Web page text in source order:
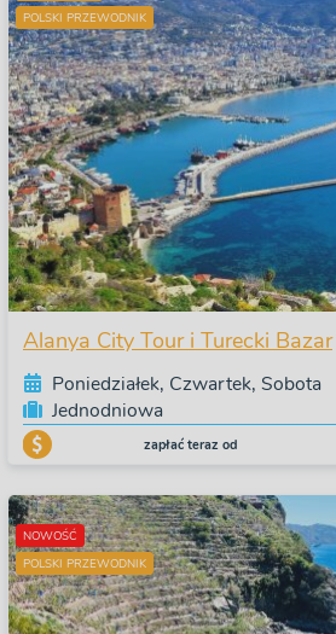
POLSKI PRZEWODNIK
Alanya City Tour i Turecki Bazar
Poniedziałek, Czwartek, Sobota
Jednodniowa
zapłać teraz od
NOWOŚĆ
POLSKI PRZEWODNIK